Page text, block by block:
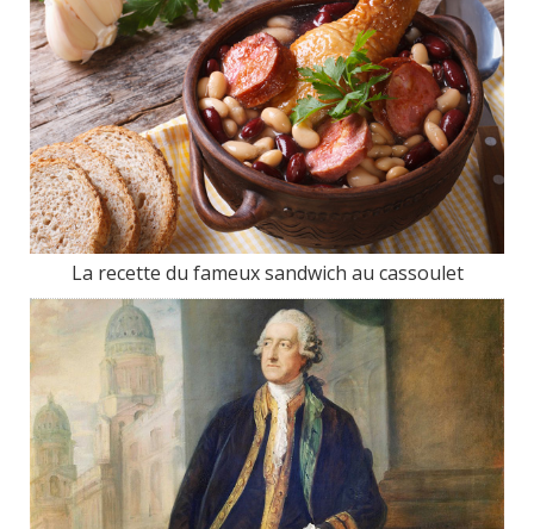
La recette du fameux sandwich au cassoulet